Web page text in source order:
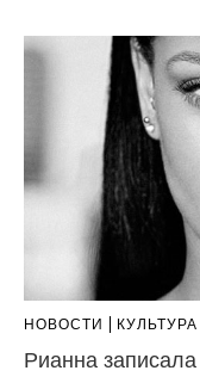
НОВОСТИ КУЛЬТУРА
Рианна